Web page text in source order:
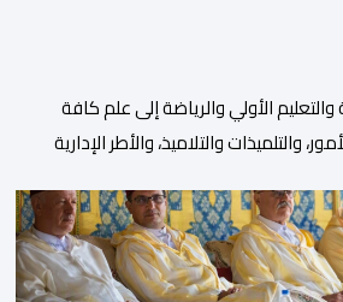
والتعلیم الأولي والریاضة إلى علم كافة
والتلمیذات والتلامیذ، والأطر الإداریة
المحدد سلفا طبقا لمقتضیات المقرر
الوزاري رقم 047.26 الصادر بتاریخ 3 یولیوز 2026 بشأن تنظیم السنة
في بلاغ، أن أطر […]